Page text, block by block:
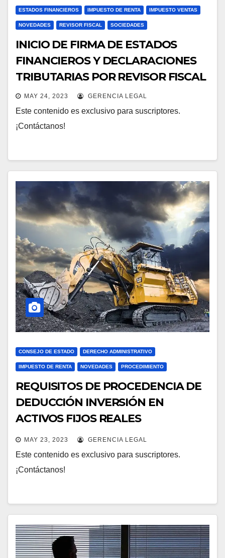
ESTADOS FINANCIEROS IMPUESTO DE RENTA IMPUESTO VENTAS
NOVEDADES REVISOR FISCAL SOCIEDADES
INICIO DE FIRMA DE ESTADOS
FINANCIEROS Y DECLARACIONES
TRIBUTARIAS POR REVISOR FISCAL
MAY 24, 2023 GERENCIA LEGAL
Este contenido es exclusivo para suscriptores.
¡Contáctanos!
CONSEJO DE ESTADO DERECHO ADMINISTRATIVO
IMPUESTO DE RENTA NOVEDADES PROCEDIMIENTO
REQUISITOS DE PROCEDENCIA DE
DEDUCCIÓN INVERSIÓN EN
ACTIVOS FIJOS REALES
PRODUCTIVOS
MAY 23, 2023 GERENCIA LEGAL
Este contenido es exclusivo para suscriptores.
¡Contáctanos!